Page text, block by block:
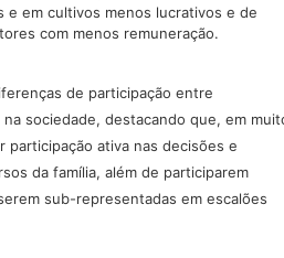
e em cultivos menos lucrativos e de
com menos remuneração.
de participação entre
sociedade, destacando que, em
participação ativa nas decisões e
da família, além de participarem
sub-representadas em escalões